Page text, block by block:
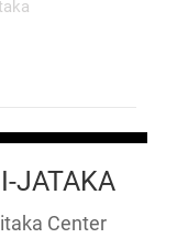
JATAKA
Center